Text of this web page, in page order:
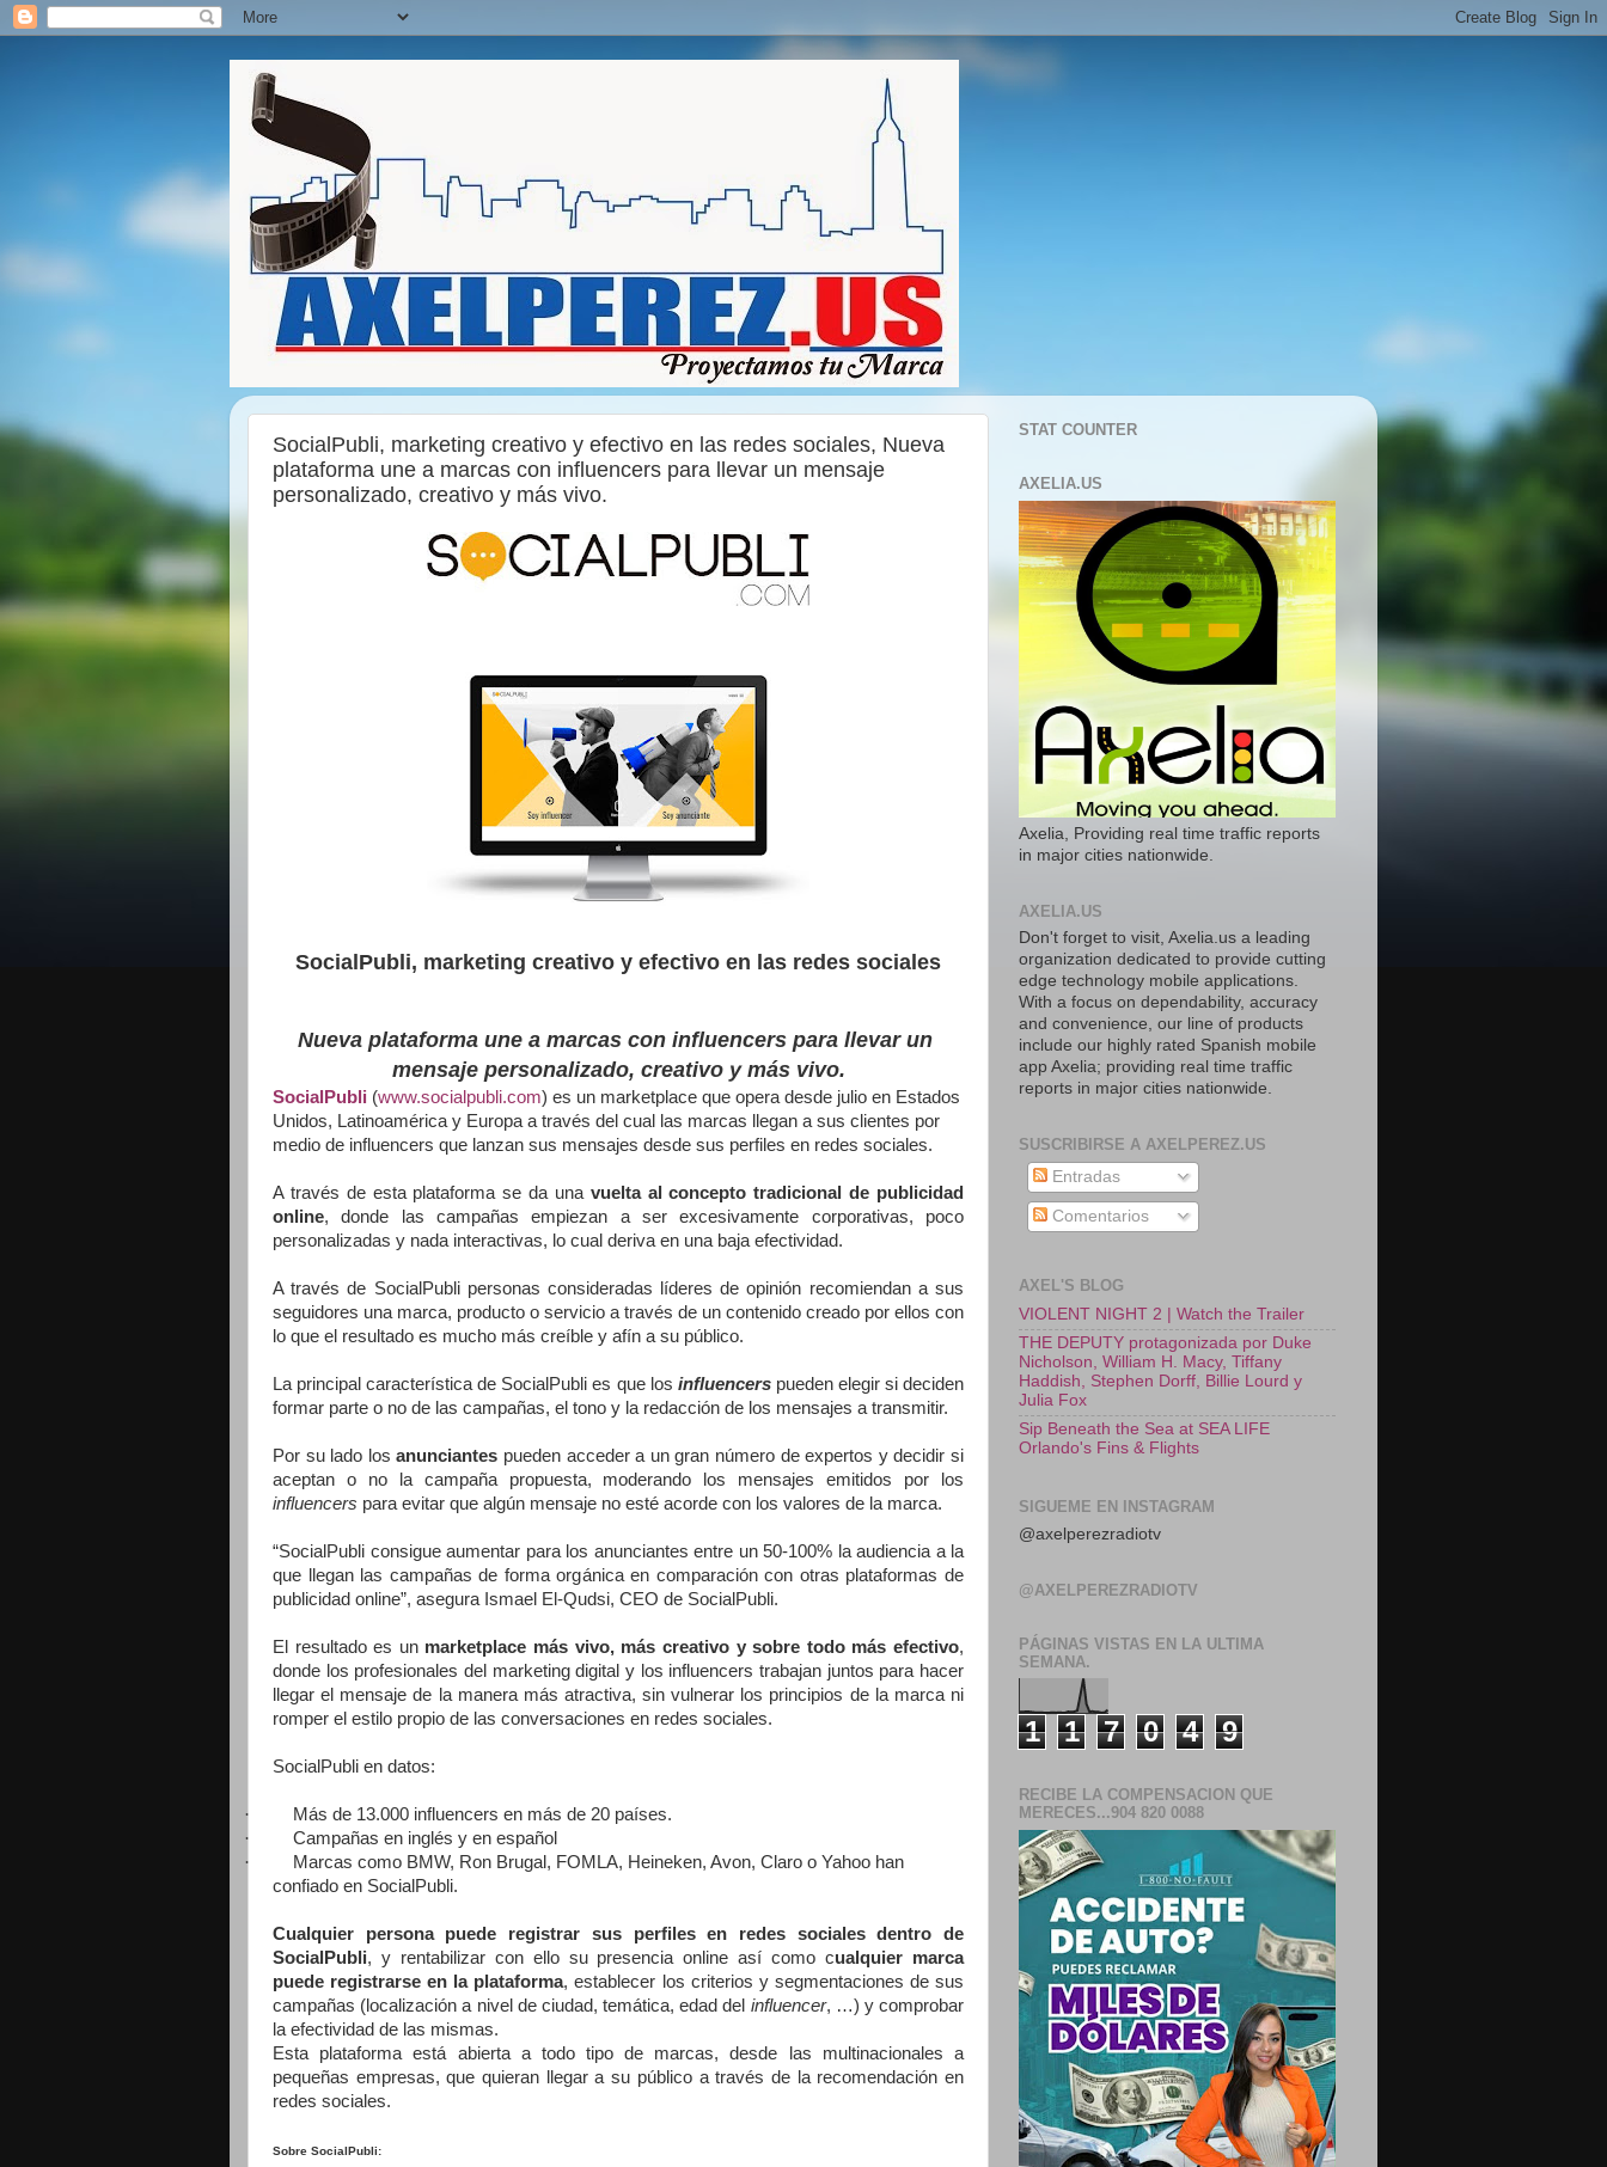
SocialPubli, marketing creativo y efectivo en las redes sociales, Nueva
plataforma une a marcas con influencers para llevar un mensaje
personalizado, creativo y más vivo.
SocialPubli, marketing creativo y efectivo en las redes sociales
Nueva plataforma une a marcas con influencers para llevar un
mensaje personalizado, creativo y más vivo.
SocialPubli (www.socialpubli.com) es un marketplace que opera desde julio en Estados
Unidos, Latinoamérica y Europa a través del cual las marcas llegan a sus clientes por
medio de influencers que lanzan sus mensajes desde sus perfiles en redes sociales.
A través de esta plataforma se da una vuelta al concepto tradicional de publicidad
online, donde las campañas empiezan a ser excesivamente corporativas, poco
personalizadas y nada interactivas, lo cual deriva en una baja efectividad.
A través de SocialPubli personas consideradas líderes de opinión recomiendan a sus
seguidores una marca, producto o servicio a través de un contenido creado por ellos con
lo que el resultado es mucho más creíble y afín a su público.
La principal característica de SocialPubli es que los influencerspueden elegir si deciden
formar parte o no de las campañas, el tono y la redacción de los mensajes a transmitir.
Por su lado losanunciantes pueden acceder a un gran número de expertos y decidir si
aceptan o no la campaña propuesta, moderando los mensajes emitidos por los
influencers para evitar que algún mensaje no esté acorde con los valores de la marca.
“SocialPubli consigue aumentar para los anunciantes entre un 50-100% la audiencia a la
que llegan las campañas de forma orgánica en comparación con otras plataformas de
publicidad online”, asegura Ismael El-Qudsi, CEO de SocialPubli.
El resultado es un marketplace más vivo, más creativo y sobre todo más efectivo,
donde los profesionales del marketing digital y los influencers trabajan juntos para hacer
llegar el mensaje de la manera más atractiva, sin vulnerar los principios de la marca ni
romper el estilo propio de las conversaciones en redes sociales.
SocialPubli en datos:
·
Más de 13.000 influencers en más de 20 países.
·
Campañas en inglés y en español
·
Marcas como BMW, Ron Brugal, FOMLA, Heineken, Avon, Claro o Yahoo han
confiado en SocialPubli.
Cualquier persona puede registrar sus perfiles en redes sociales dentro de
SocialPubli, y rentabilizar con ello su presencia online así como cualquier marca
puede registrarse en la plataforma, establecer los criterios y segmentaciones de sus
campañas (localización a nivel de ciudad, temática, edad del influencer, …) y comprobar
la efectividad de las mismas.
Esta plataforma está abierta a todo tipo de marcas, desde las multinacionales a
pequeñas empresas, que quieran llegar a su público a través de la recomendación en
redes sociales.
Sobre SocialPubli:
STAT COUNTER
AXELIA.US
Axelia, Providing real time traffic reports
in major cities nationwide.
AXELIA.US
Don't forget to visit, Axelia.us a leading
organization dedicated to provide cutting
edge technology mobile applications.
With a focus on dependability, accuracy
and convenience, our line of products
include our highly rated Spanish mobile
app Axelia; providing real time traffic
reports in major cities nationwide.
SUSCRIBIRSE A AXELPEREZ.US
Entradas
Comentarios
AXEL'S BLOG
VIOLENT NIGHT 2 | Watch the Trailer
THE DEPUTY protagonizada por Duke
Nicholson, William H. Macy, Tiffany
Haddish, Stephen Dorff, Billie Lourd y
Julia Fox
Sip Beneath the Sea at SEA LIFE
Orlando's Fins & Flights
SIGUEME EN INSTAGRAM
@axelperezradiotv
@AXELPEREZRADIOTV
PÁGINAS VISTAS EN LA ULTIMA
SEMANA.
1 1 7 0 4 9
RECIBE LA COMPENSACION QUE
MERECES...904 820 0088